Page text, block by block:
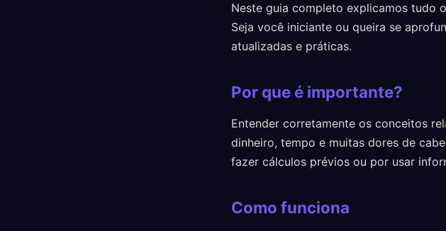
Neste guia completo explicamos tudo
Seja você iniciante ou queira se
atualizadas e práticas.
Por que é importante?
Entender corretamente os conceitos
dinheiro, tempo e muitas dores de
fazer cálculos prévios ou por usar
Como funciona